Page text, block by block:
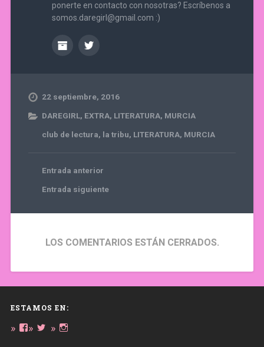
ponerte en contacto con nosotras? Escríbenos a
somos.daregirl@gmail.com :)
22 septiembre, 2016
DAREGIRL, EXTRA, LITERATURA, MURCIA
club de lectura, la tribu, LITERATURA, MURCIA
Entrada anterior
Entrada siguiente
LOS COMENTARIOS ESTÁN CERRADOS.
ESTAMOS EN:
Ver Ver
Ver